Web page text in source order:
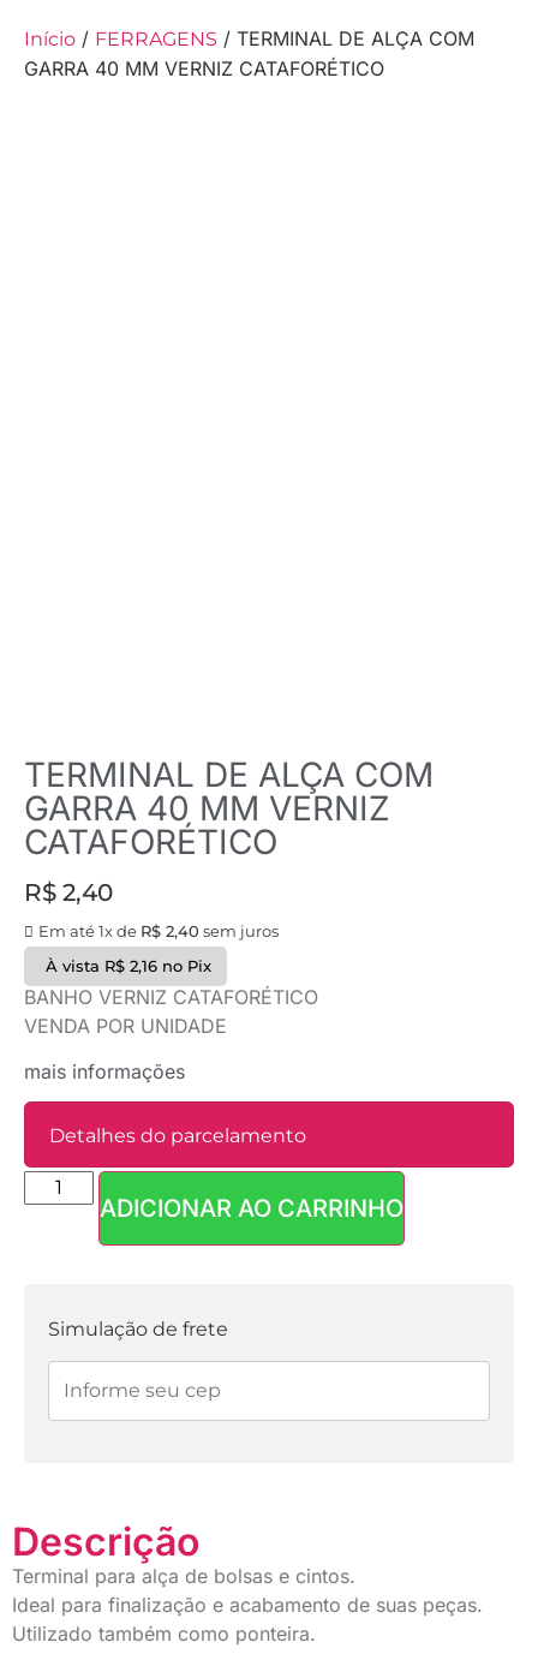
Início / FERRAGENS / TERMINAL DE ALÇA COM
GARRA 40 MM VERNIZ CATAFORÉTICO
TERMINAL DE ALÇA COM
GARRA 40 MM VERNIZ
CATAFORÉTICO
R$ 2,40
Em até 1x de R$ 2,40 sem juros
À vista R$2,16 no Pix
BANHO VERNIZ CATAFORÉTICO
VENDA POR UNIDADE
mais informações
Detalhes do parcelamento
Parcelas:ADICIONAR AO CARRINHO
Simulação de frete
Descrição
Terminal para alça de bolsas e cintos.
Ideal para finalização e acabamento de suas peças.
Utilizado também como ponteira.